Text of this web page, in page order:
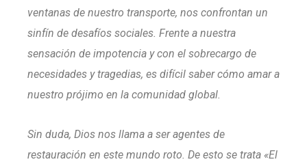
ventanas de nuestro transporte, nos confrontan un
sinfín de desafíos sociales. Frente a nuestra
sensación de impotencia y con el sobrecargo de
necesidades y tragedias, es difícil saber cómo amar a
nuestro prójimo en la comunidad global.
Sin duda, Dios nos llama a ser agentes de
restauración en este mundo roto. De esto se trata «El